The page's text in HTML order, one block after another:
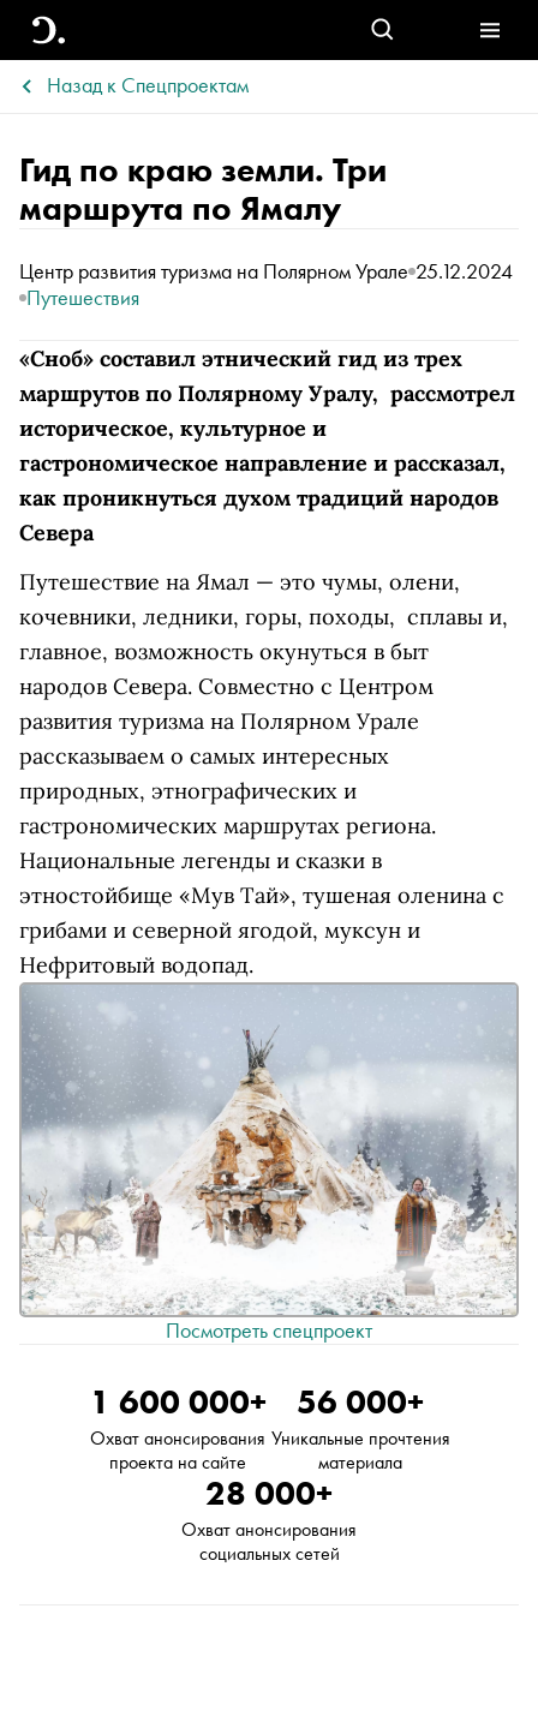
Назад к Спецпроектам
Гид по краю земли. Три
маршрута по Ямалу
Центр развития туризма на Полярном Урале 25.12.2024
Путешествия
«Сноб» составил этнический гид из трех
маршрутов по Полярному Уралу, рассмотрел
историческое, культурное и
гастрономическое направление и рассказал,
как проникнуться духом традиций народов
Севера
Путешествие на Ямал — это чумы, олени,
кочевники, ледники, горы, походы, сплавы и,
главное, возможность окунуться в быт
народов Севера. Совместно с Центром
развития туризма на Полярном Урале
рассказываем о самых интересных
природных, этнографических и
гастрономических маршрутах региона.
Национальные легенды и сказки в
этностойбище «Мув Тай», тушеная оленина с
грибами и северной ягодой, муксун и
Нефритовый водопад.
Посмотреть спецпроект
1 600 000+
Охват анонсирования
проекта на сайте
56 000+
Уникальные прочтения
материала
28 000+
Охват анонсирования
социальных сетей